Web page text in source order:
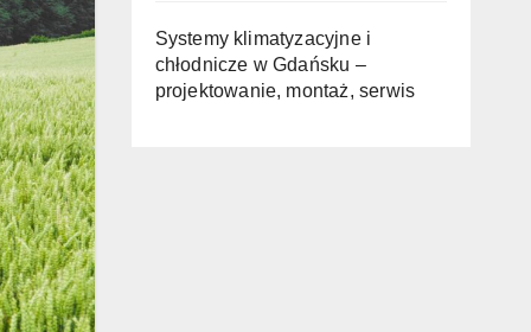
Systemy klimatyzacyjne i
chłodnicze w Gdańsku –
projektowanie, montaż, serwis